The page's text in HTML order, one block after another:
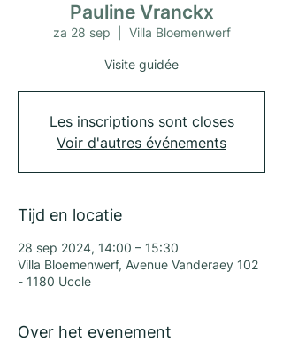
Pauline Vranckx
za 28 sep Villa Bloemenwerf
Visite guidée
Les inscriptions sont closes
Voir d'autres événements
Tijd en locatie
28 sep 2024, 14:00 – 15:30
Villa Bloemenwerf, Avenue Vanderaey 102
- 1180 Uccle
Over het evenement